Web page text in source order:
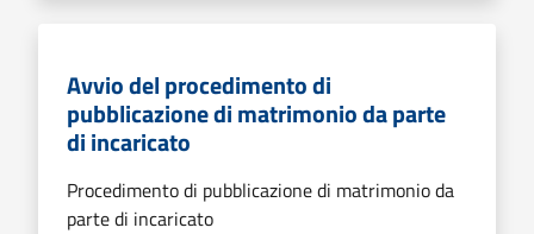
Avvio del procedimento di
pubblicazione di matrimonio da parte
di incaricato
Procedimento di pubblicazione di matrimonio da
parte di incaricato